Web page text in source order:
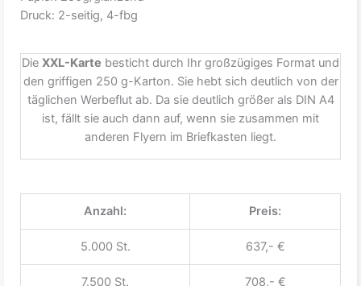
Druck: 2-seitig, 4-fbg
Die XXL-Karte besticht durch Ihr großzügiges Format und
den griffigen 250 g-Karton. Sie hebt sich deutlich von der
täglichen Werbeflut ab. Da sie deutlich größer als DIN A4
ist, fällt sie auch dann auf, wenn sie zusammen mit
anderen Flyern im Briefkasten liegt.
Anzahl: Preis:
5.000 St. 637,- €
7.500 St. 708,- €